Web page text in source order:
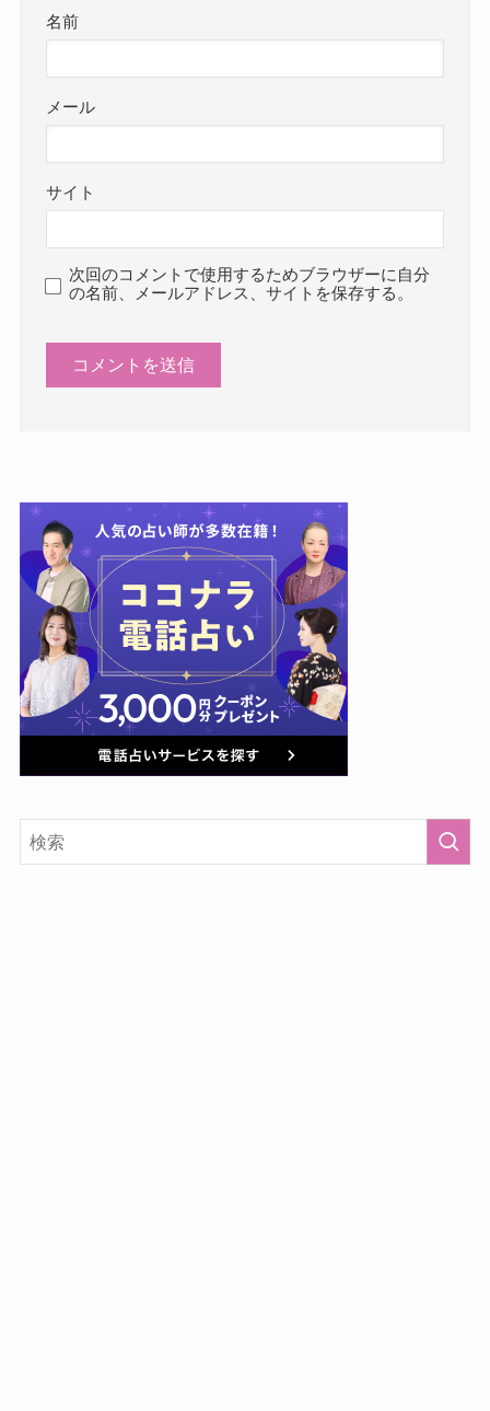
名前
メール
サイト
次回のコメントで使用するためブラウザーに自分
の名前、メールアドレス、サイトを保存する。